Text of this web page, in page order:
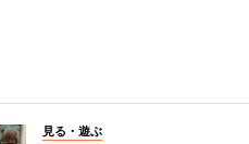
見る・遊ぶ